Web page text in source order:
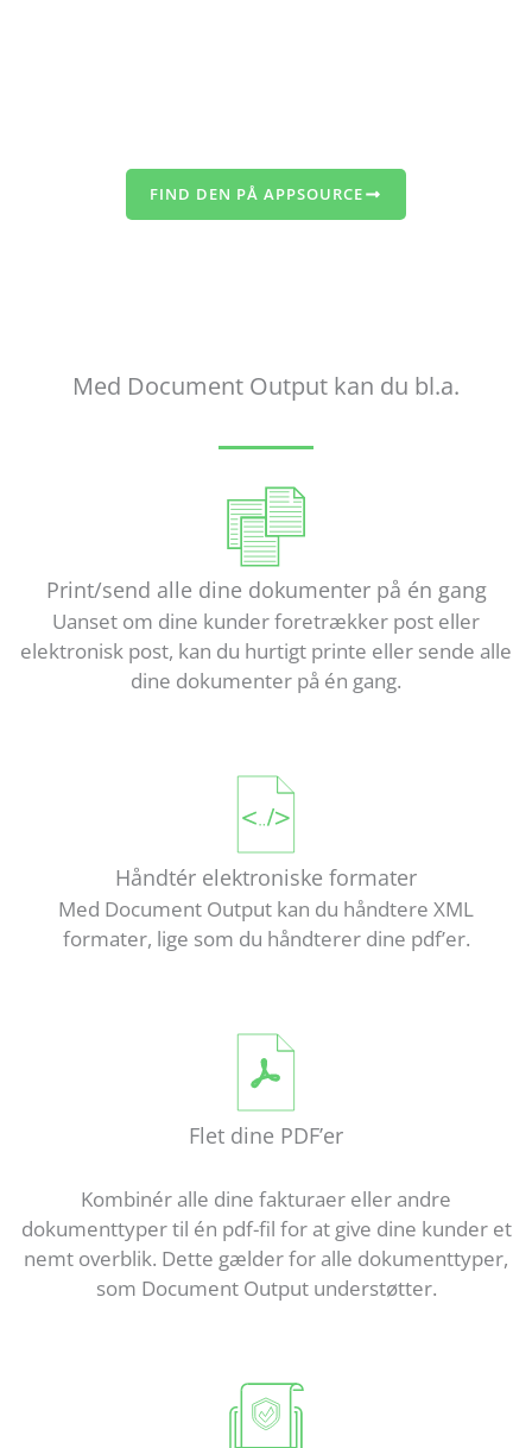
FIND DEN PÅ APPSOURCE
Med Document Output kan du bl.a.
Print/send alle dine dokumenter på én gang
Uanset om dine kunder foretrækker post eller
elektronisk post, kan du hurtigt printe eller sende alle
dine dokumenter på én gang.
Håndtér elektroniske formater
Med Document Output kan du håndtere XML
formater, lige som du håndterer dine pdf’er.
Flet dine PDF’er
Kombinér alle dine fakturaer eller andre
dokumenttyper til én pdf-fil for at give dine kunder et
nemt overblik. Dette gælder for alle dokumenttyper,
som Document Output understøtter.